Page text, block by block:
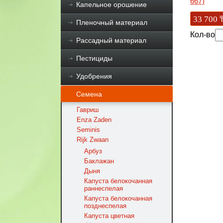
Капельное орошение
Пленочный материал
Рассадный материал
Пестициды
Удобрения
Семена
Гавриш
Enza Zaden
Seminis
Rijk Zwaan
Арбуз
Баклажан
Дыня
Капуста белокочанная
раннеспелая
Капуста белокочанная
позднеспелая
Капуста цветная
33 700
Кол-во